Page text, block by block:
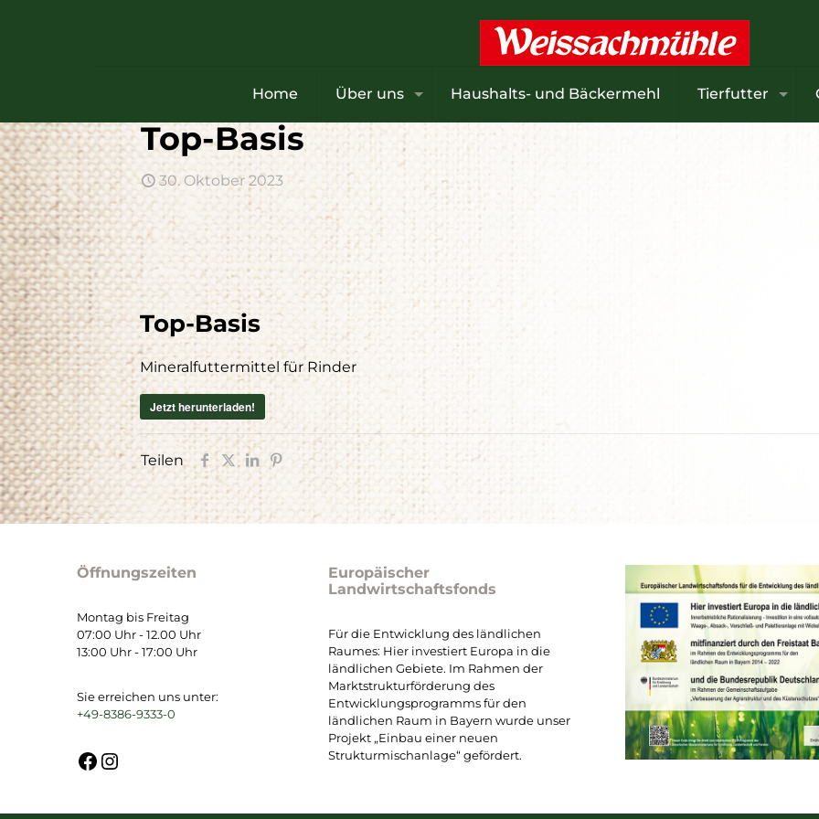
Home Über uns Haushalts- und Bäckermehl Tierfutter
Top-Basis
30. Oktober 2023
Top-Basis
Mineralfuttermittel für Rinder
Jetzt herunterladen!
Teilen
Öffnungszeiten
Montag bis Freitag
07:00 Uhr - 12.00 Uhr
13:00 Uhr - 17:00 Uhr
Sie erreichen uns unter:
+49-8386-9333-0
Facebook
Instagram
Europäischer
Landwirtschaftsfonds
Für die Entwicklung des ländlichen
Raumes: Hier investiert Europa in die
ländlichen Gebiete. Im Rahmen der
Marktstrukturförderung des
Entwicklungsprogramms für den
ländlichen Raum in Bayern wurde unser
Projekt „Einbau einer neuen
Strukturmischanlage“ gefördert.
Kälber sind wertvoll!
Nicht nur dann, wenn die Kälberpreise auf Rekordniveau
Gesundheit, Widerstandskraft und spätere Leistung jeder
werden bereits in den ersten Lebensstunden
geprägt.
Unsere neue Broschüre
optimale Kolostrumversorgung
Maßnahmen große Wirkung für die gesamte Aufzucht haben.
Jetzt Broschüre ansehen!
PDF herunterladen